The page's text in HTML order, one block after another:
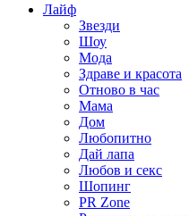
Лайф
Звезди
Шоу
Мода
Здраве и красота
Отново в час
Мама
Дом
Любопитно
Дай лапа
Любов и секс
Шопинг
PR Zone